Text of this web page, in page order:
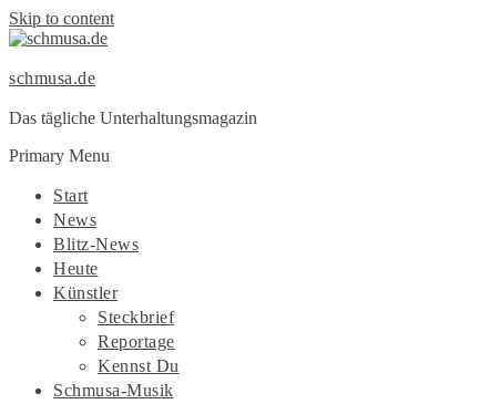
Skip to content
schmusa.de
Das tägliche Unterhaltungsmagazin
Primary Menu
Start
News
Blitz-News
Heute
Künstler
Steckbrief
Reportage
Kennst Du
Schmusa-Musik